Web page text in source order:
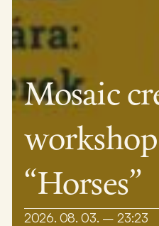
Mosaic
“Horses”
2026. 08. 03. – 23:23